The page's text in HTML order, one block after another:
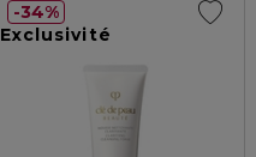
Exclusivité
34%